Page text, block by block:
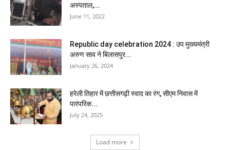
अस्पताल,...
June 11, 2022
Republic day celebration 2024 : उप मुख्यमंत्री
अरुण साव ने बिलासपुर...
January 26, 2024
हरेली तिहार में छत्तीसगढ़ी स्वाद का रंग, सीएम निवास में
पारंपरिक...
July 24, 2025
Load more